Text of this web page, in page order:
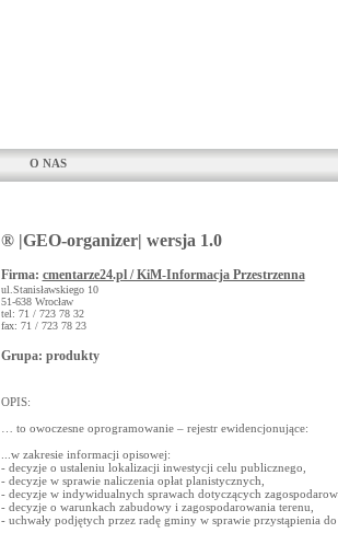
O NAS
® |GEO-organizer| wersja 1.0
Firma: cmentarze24.pl / KiM-Informacja Przestrzenna
ul.Stanisławskiego 10
51-638 Wrocław
tel: 71 / 723 78 32
fax: 71 / 723 78 23
Grupa: produkty
OPIS:
… to owoczesne oprogramowanie – rejestr ewidencjonujące:
...w zakresie informacji opisowej:
- decyzje o ustaleniu lokalizacji inwestycji celu publicznego,
- decyzje w sprawie naliczenia opłat planistycznych,
- decyzje w indywidualnych sprawach dotyczących
- decyzje o warunkach zabudowy i zagospodarowania terenu,
- uchwały podjętych przez radę gminy w sprawie przystąpienia